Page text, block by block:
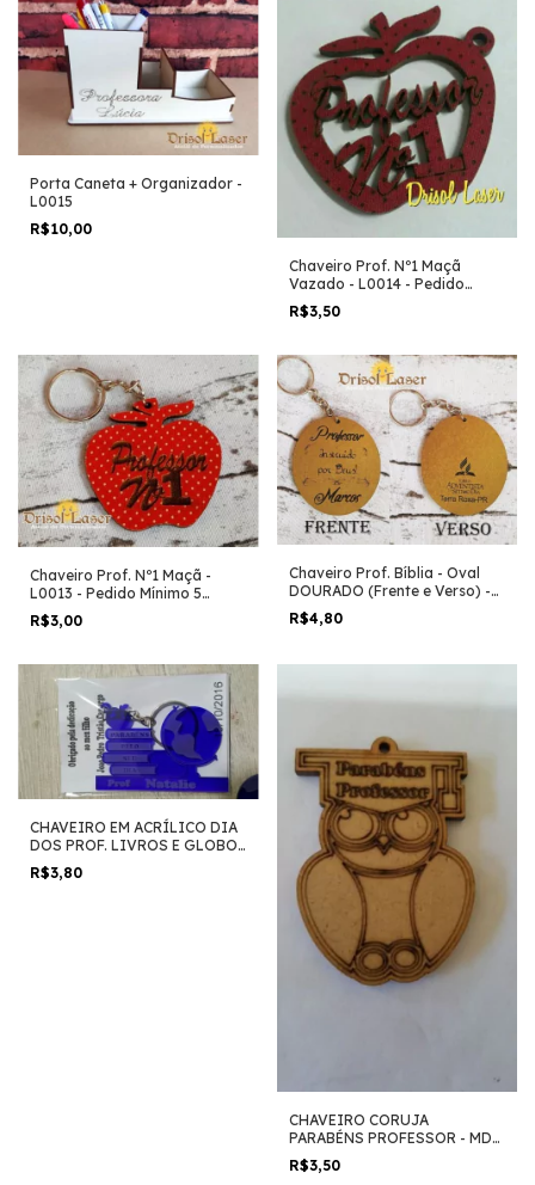
Porta Caneta + Organizador -
L0015
R$10,00
Chaveiro Prof. Nº1 Maçã
Vazado - L0014 - Pedido
Mínimo 5 Unidades
R$3,50
Chaveiro Prof. Nº1 Maçã -
L0013 - Pedido Mínimo 5
Unidades
R$3,00
Chaveiro Prof. Bíblia - Oval
DOURADO (Frente e Verso) -
L0012 - Pedido Mínimo 5
Unidades
R$4,80
CHAVEIRO EM ACRÍLICO DIA
DOS PROF. LIVROS E GLOBO-
L0011 - Pedido Mínimo 5
Unidades
R$3,80
CHAVEIRO CORUJA
PARABÉNS PROFESSOR - MDF
3 MM CRU- L0010 - Pedido
Mínimo 5 Unidades
R$3,50